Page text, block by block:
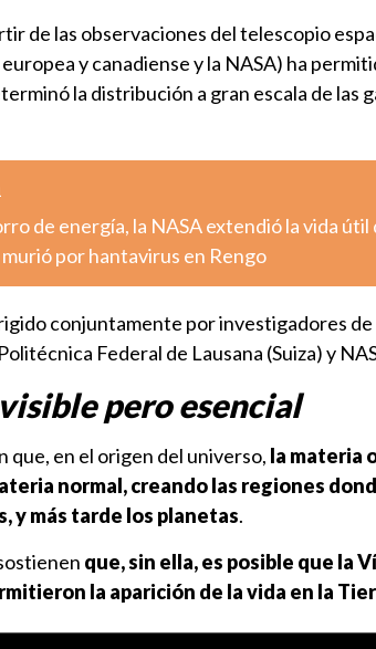
de las observaciones del telescopio
y canadiense y la NASA) ha
la distribución a gran escala de las
de energía, la NASA extendió la vida útil
murió por hantavirus en Rengo
conjuntamente por investigadores
Federal de Lausana (Suiza) y
pero esencial
que, en el origen del universo, la materia
normal, creando las regiones
y más tarde los planetas.
que, sin ella, es posible que la
la aparición de la vida en la